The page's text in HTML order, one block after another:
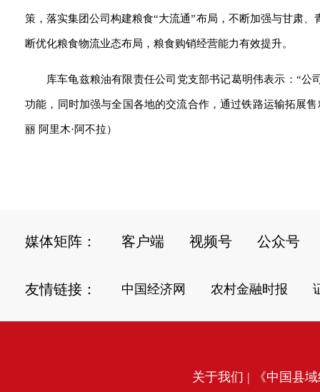
策，落实集团公司构建粮食“大流通”布局，不断加强与甘肃
断优化粮食物流业态布局，粮食购销经营能力有效提升。
库车龟兹粮油有限责任公司党支部书记葛明伟表示：“公
功能，同时加强与全国各地的交流合作，通过铁路运输拓展
丽 阿里木·阿不拉）
媒体矩阵： 客户端 视频号 公众号
友情链接： 中国经济网 农村金融时报
关于我们 | 《中国县